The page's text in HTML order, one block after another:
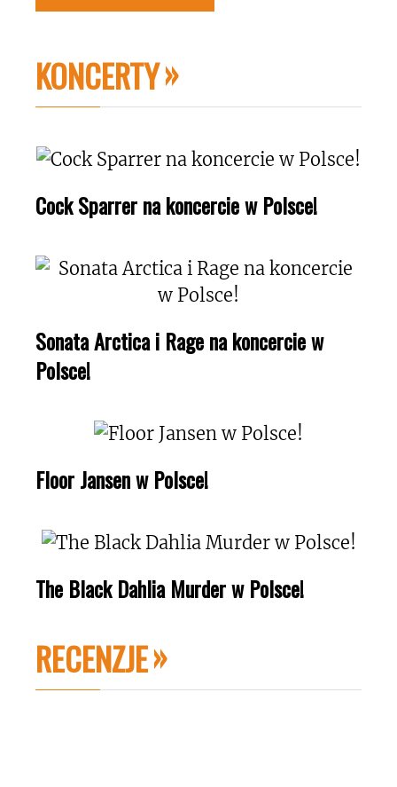
KONCERTY
Cock Sparrer na koncercie w Polsce!
Sonata Arctica i Rage na koncercie w
Polsce!
Floor Jansen w Polsce!
The Black Dahlia Murder w Polsce!
RECENZJE